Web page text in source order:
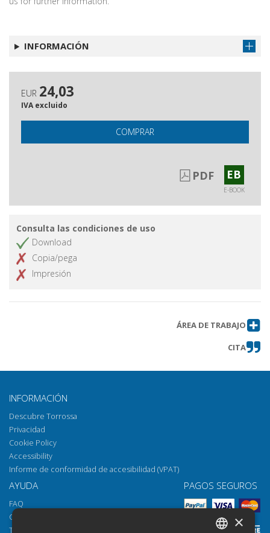
INFORMACIÓN
EUR 24,03
IVA excluido
COMPRAR
PDF EB
E-BOOK
Consulta las condiciones de uso
Download
Copia/pega
Impresión
ÁREA DE TRABAJO
CITA
INFORMACIÓN
Descubre Torrossa
Privacidad
Cookie Policy
Accessibility
Informe de conformidad de accesibilidad (VPAT)
AYUDA
FAQ
Cómo abrir los archivos
Torrossa Reader
PAGOS SEGUROS
×